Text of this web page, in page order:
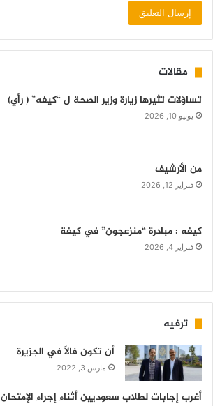
مقالات
تساؤلات تثيرها زيارة وزير الصحة ل “كيفه” ( رأي)
يونيو 10, 2026
من الأرشيف
فبراير 12, 2026
كيفه : مبادرة “منزعجون” في كيفة
فبراير 4, 2026
ترفيه
أن تكون فالاً في الجزيرة
مارس 3, 2022
أغرب إجابات لطلاب سعوديين أثناء إجراء الإمتحان